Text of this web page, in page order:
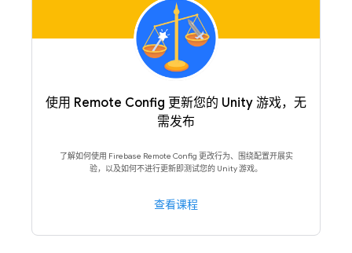
使用 Remote Config 更新您的 Unity 游戏，无
需发布
了解如何使用 Firebase Remote Config 更改行为、围绕配置开展实
验，以及如何不进行更新即测试您的 Unity 游戏。
查看课程